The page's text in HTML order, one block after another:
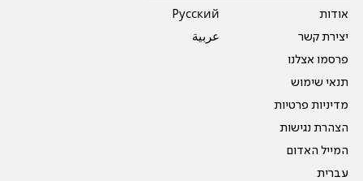
אודות
יצירת קשר
פרסמו אצלנו
תנאי שימוש
מדיניות פרטיות
הצהרת נגישות
המייל האדום
עברית
Pусский
عربية